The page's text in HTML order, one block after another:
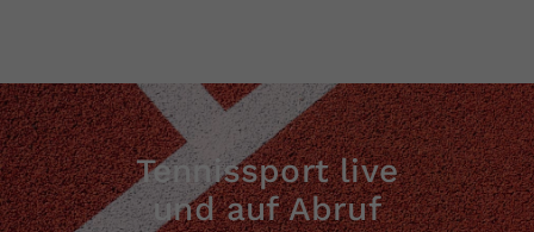
Tennissport live
und auf Abruf